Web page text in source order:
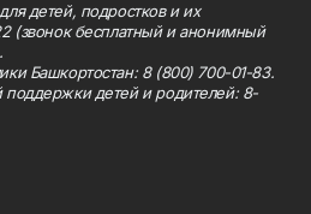
детей, подростков и их
(звонок бесплатный и анонимный
Башкортостан: 8 (800) 700-01-83.
поддержки детей и родителей: 8-